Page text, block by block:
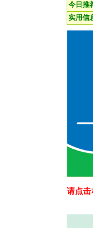
今日推
实用信
请点击